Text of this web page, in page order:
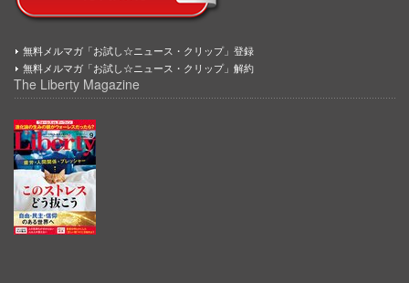
無料メルマガ「お試し☆ニュース・クリップ」登録
無料メルマガ「お試し☆ニュース・クリップ」解約
The Liberty Magazine